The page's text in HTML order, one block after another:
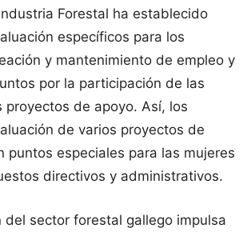
Forestal ha establecido
específicos para los
y mantenimiento de empleo y
por la participación de las
proyectos de apoyo. Así, los
de varios proyectos de
puntos especiales para las mujeres
directivos y administrativos.
del sector forestal gallego impulsa